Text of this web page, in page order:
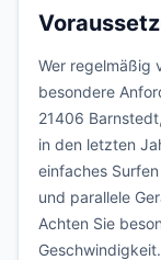
Wer regelmäßig
besondere
21406
in den letzten
einfaches
und parallele
Achten Sie